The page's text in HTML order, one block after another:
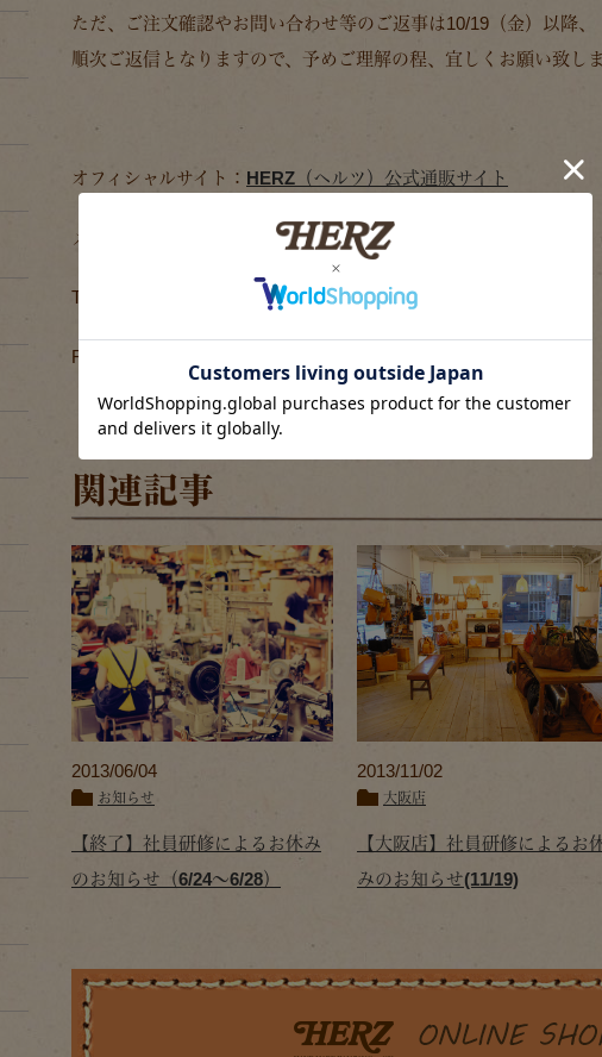
ただ、ご注文確認やお問い合わせ等のご返事は10/19（金）以降、
順次ご返信となりますので、予めご理解の程、宜しくお願い致し
オフィシャルサイト： HERZ（ヘルツ）公式通販サイト
メルマガ： 鞄工房ヘルツのあれこれ
Twitter： ヘルツイッター
Facebook：
関連記事
2013/06/04
お知らせ
【終了】社員研修によるお休み
のお知らせ（6/24～6/28）
2013/11/02
大阪店
【大阪店】社員研修によるお
みのお知らせ(11/19)